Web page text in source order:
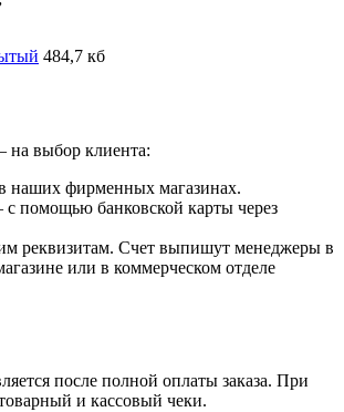
484,7 кб
на выбор клиента:
наших фирменных магазинах.
с помощью банковской карты через
реквизитам. Счет выпишут менеджеры в
или в коммерческом отделе
после полной оплаты заказа. При
и кассовый чеки.